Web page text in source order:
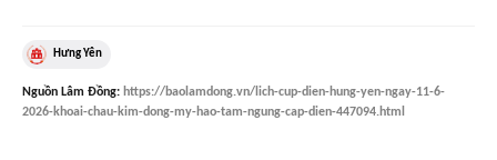
Hưng Yên
Nguồn Lâm Đồng: https://baolamdong.vn/lich-cup-dien-hung-yen-ngay-11-6-
2026-khoai-chau-kim-dong-my-hao-tam-ngung-cap-dien-447094.html